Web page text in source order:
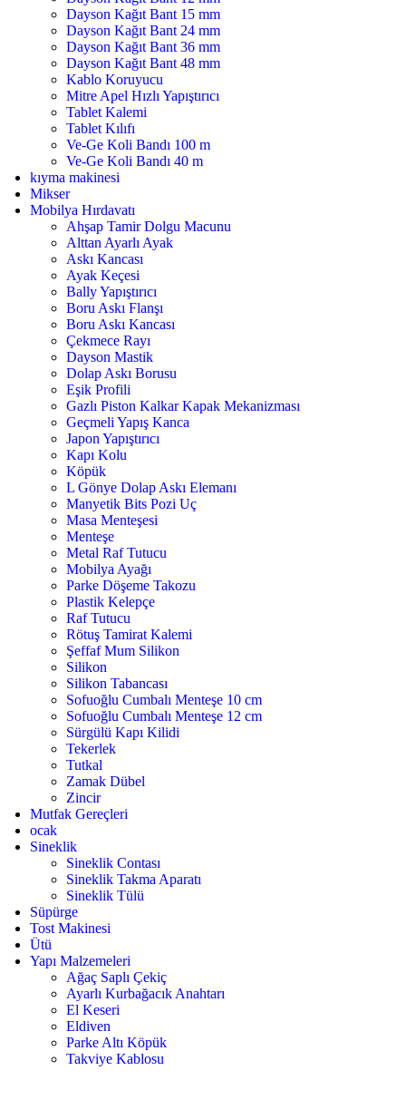
Dayson Kağıt Bant 15 mm
Dayson Kağıt Bant 24 mm
Dayson Kağıt Bant 36 mm
Dayson Kağıt Bant 48 mm
Kablo Koruyucu
Mitre Apel Hızlı Yapıştırıcı
Tablet Kalemi
Tablet Kılıfı
Ve-Ge Koli Bandı 100 m
Ve-Ge Koli Bandı 40 m
kıyma makinesi
Mikser
Mobilya Hırdavatı
Ahşap Tamir Dolgu Macunu
Alttan Ayarlı Ayak
Askı Kancası
Ayak Keçesi
Bally Yapıştırıcı
Boru Askı Flanşı
Boru Askı Kancası
Çekmece Rayı
Dayson Mastik
Dolap Askı Borusu
Eşik Profili
Gazlı Piston Kalkar Kapak Mekanizması
Geçmeli Yapış Kanca
Japon Yapıştırıcı
Kapı Kolu
Köpük
L Gönye Dolap Askı Elemanı
Manyetik Bits Pozi Uç
Masa Menteşesi
Menteşe
Metal Raf Tutucu
Mobilya Ayağı
Parke Döşeme Takozu
Plastik Kelepçe
Raf Tutucu
Rötuş Tamirat Kalemi
Şeffaf Mum Silikon
Silikon
Silikon Tabancası
Sofuoğlu Cumbalı Menteşe 10 cm
Sofuoğlu Cumbalı Menteşe 12 cm
Sürgülü Kapı Kilidi
Tekerlek
Tutkal
Zamak Dübel
Zincir
Mutfak Gereçleri
ocak
Sineklik
Sineklik Contası
Sineklik Takma Aparatı
Sineklik Tülü
Süpürge
Tost Makinesi
Ütü
Yapı Malzemeleri
Ağaç Saplı Çekiç
Ayarlı Kurbağacık Anahtarı
El Keseri
Eldiven
Parke Altı Köpük
Takviye Kablosu